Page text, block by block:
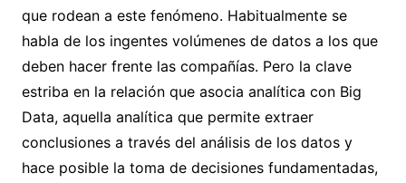
que rodean a este fenómeno. Habitualmente se
habla de los ingentes volúmenes de datos a los que
deben hacer frente las compañías. Pero la clave
estriba en la relación que asocia analítica con Big
Data, aquella analítica que permite extraer
conclusiones a través del análisis de los datos y
hace posible la toma de decisiones fundamentadas,